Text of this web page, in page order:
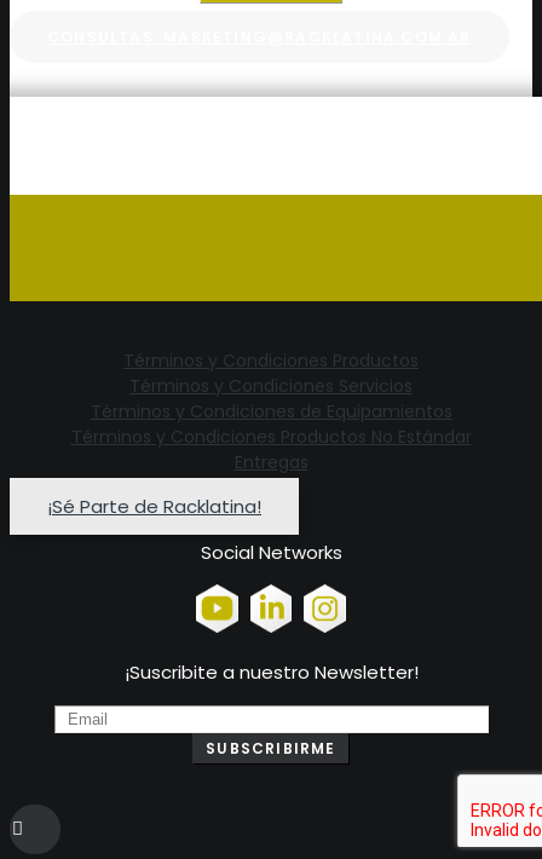
Términos y Condiciones Productos
Términos y Condiciones Servicios
Términos y Condiciones de Equipamientos
Términos y Condiciones Productos No Estándar
Entregas
¡Sé Parte de Racklatina!
Social Networks
¡Suscribite a nuestro Newsletter!